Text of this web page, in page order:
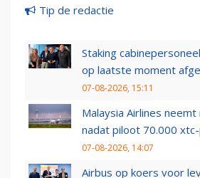
Tip de redactie
Staking
op laatste moment
07-08-2026, 15:11
Malaysia Airlines
nadat piloot 70.000
07-08-2026, 14:07
Airbus op koers voor